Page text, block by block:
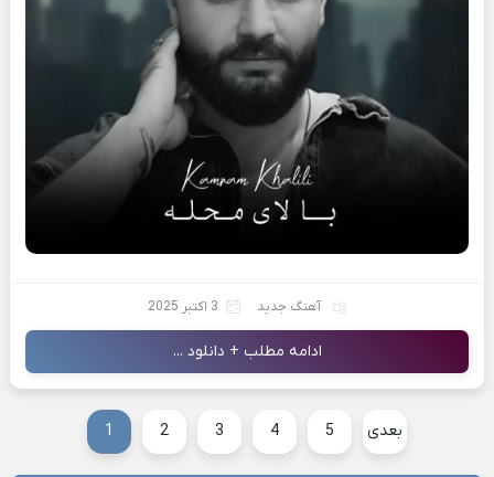
آهنگ جدید 3 اکتبر 2025
ادامه مطلب + دانلود ...
1 2 3 4 5 بعدی